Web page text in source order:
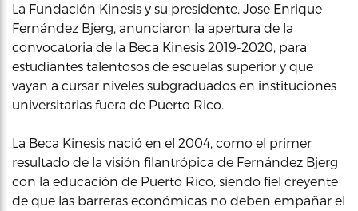
La Fundación Kinesis y su presidente, Jose Enrique
Fernández Bjerg, anunciaron la apertura de la
convocatoria de la Beca Kinesis 2019-2020, para
estudiantes talentosos de escuelas superior y que
vayan a cursar niveles subgraduados en instituciones
universitarias fuera de Puerto Rico.
La Beca Kinesis nació en el 2004, como el primer
resultado de la visión filantrópica de Fernández Bjerg
con la educación de Puerto Rico, siendo fiel creyente
de que las barreras económicas no deben empañar el